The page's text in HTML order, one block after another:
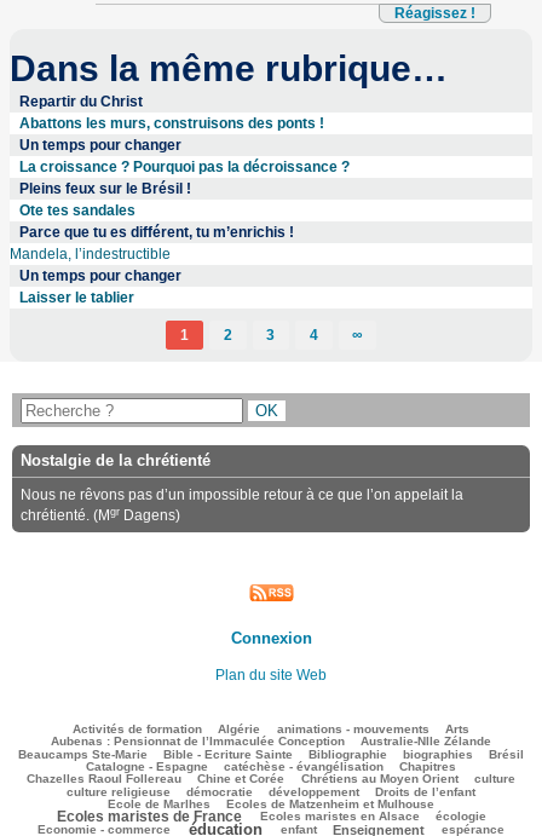
Réagissez !
Dans la même rubrique…
Repartir du Christ
Abattons les murs, construisons des ponts !
Un temps pour changer
La croissance ? Pourquoi pas la décroissance ?
Pleins feux sur le Brésil !
Ote tes sandales
Parce que tu es différent, tu m’enrichis !
Mandela, l’indestructible
Un temps pour changer
Laisser le tablier
1 2 3 4 ∞
Nostalgie de la chrétienté
Nous ne rêvons pas d’un impossible retour à ce que l’on appelait la
chrétienté. (Mgr Dagens)
Connexion
Plan du site Web
Activités de formation Algérie animations - mouvements Arts
Aubenas : Pensionnat de l’Immaculée Conception
127/2976 Australie-Nlle Zélande
84/2976
Beaucamps Ste-Marie
628/2976 Bible - Ecriture Sainte
61/2976 Bibliographie
414/2976 biographies
179/2976 Brésil
611/2976
Catalogne - Espagne
catéchèse - évangélisation Chapitres
Chazelles Raoul Follereau
148/2976 Chine et Corée
236/2976 Chrétiens au Moyen Orient
388/2976 culture
31/2976
culture religieuse
démocratie développement Droits de l’enfant
Ecole de Marlhes
Ecoles de Matzenheim et Mulhouse
Ecoles maristes de France
251/2976 Ecoles maristes en Alsace
510/2976 écologie
115/2976
Economie - commerce
1514/2976 éducation
194/2976 enfant
758/2976 Enseignement
213/2976 espérance
88/2976